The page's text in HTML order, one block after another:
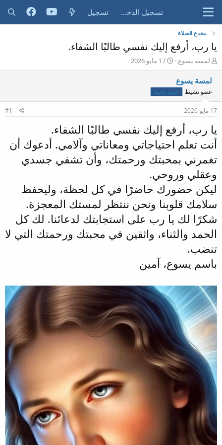
تسجيل الدخول تسجيل
مخدع الصلاة
يا رب، أرفع إليك نفسي طالبًا الشفاء.
ب
ا
د
ئ
ا
ل
م
ض
ع
لمسة يسوع
ت
ا
ي
خ
ا
17 مايو 2026
لمسة يسوع
عضو نشيط عضو نشيط
17 مايو 2026 #1
يا رب، أرفع إليك نفسي طالبًا الشفاء.
أنت تعلم احتياجاتي ومعاناتي وآلامي. أدعوك أن
تغمرني بمحبتك ورحمتك، وأن تشفي جسدي
وعقلي وروحي.
ليكن حضورك حاضرًا في كل لحظة، وليحفظ
سلامك قلوبنا ونحن ننتظر لمستك المعجزة.
شكرًا لك يا رب على استجابتك لدعائنا. لك كل
الحمد والثناء، واثقين في محبتك ورحمتك التي لا
تنضب.
باسم يسوع، آمين